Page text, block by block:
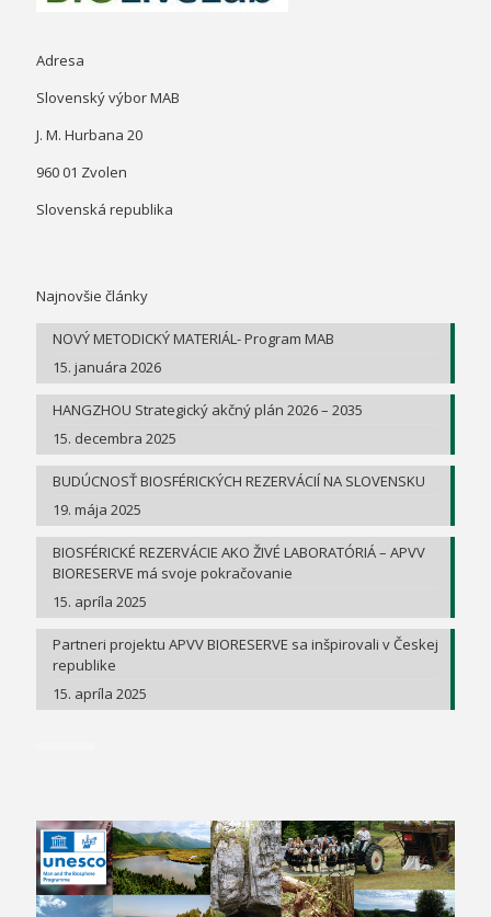
Adresa
Slovenský výbor MAB
J. M. Hurbana 20
960 01 Zvolen
Slovenská republika
Najnovšie články
NOVÝ METODICKÝ MATERIÁL- Program MAB
15. januára 2026
HANGZHOU Strategický akčný plán 2026 – 2035
15. decembra 2025
BUDÚCNOSŤ BIOSFÉRICKÝCH REZERVÁCIÍ NA SLOVENSKU
19. mája 2025
BIOSFÉRICKÉ REZERVÁCIE AKO ŽIVÉ LABORATÓRIÁ – APVV
BIORESERVE má svoje pokračovanie
15. apríla 2025
Partneri projektu APVV BIORESERVE sa inšpirovali v Českej
republike
15. apríla 2025